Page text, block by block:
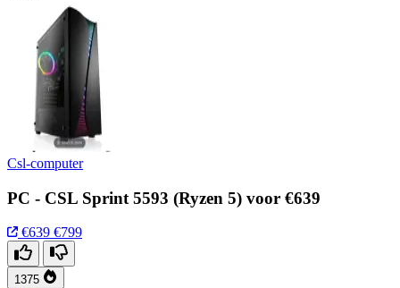
Csl-computer
PC - CSL Sprint 5593 (Ryzen 5) voor €639
€639 €799
1375